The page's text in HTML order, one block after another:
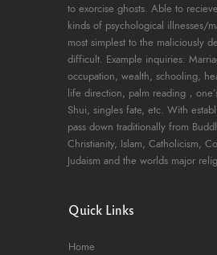
to exorcise ghosts. Able to
kinds of psychological illnesses/
most simplest to the maliciously
difficult. Example inquiries:
occupation, wealth, schooling,
life direction, palm reading，
Shui, singles fate, etc. With
pass down traditionally from
Christianity, Islam, Catholicism,
Judaism and the worlds major
Quick Links
Home